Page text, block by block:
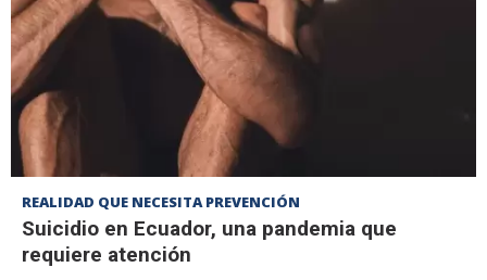
REALIDAD QUE NECESITA PREVENCIÓN
Suicidio en Ecuador, una pandemia que
requiere atención